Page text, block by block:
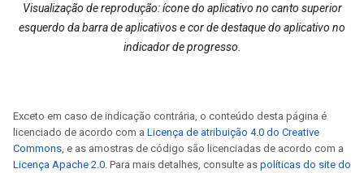
Visualização de reprodução: ícone do aplicativo no canto superior
esquerdo da barra de aplicativos e cor de destaque do aplicativo no
indicador de progresso.
Exceto em caso de indicação contrária, o conteúdo desta página é
licenciado de acordo com a Licença de atribuição 4.0 do Creative
Commons , e as amostras de código são licenciadas de acordo com a
Licença Apache 2.0 . Para mais detalhes, consulte as políticas do site do